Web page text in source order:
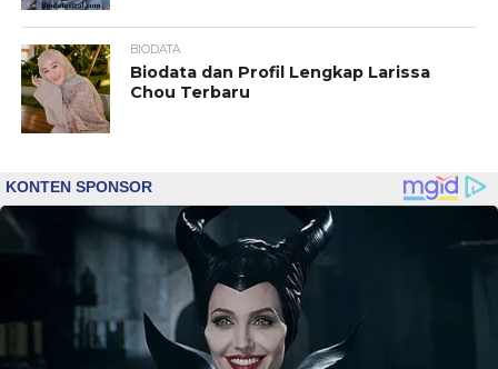
BIODATA
Biodata dan Profil Lengkap Larissa
Chou Terbaru